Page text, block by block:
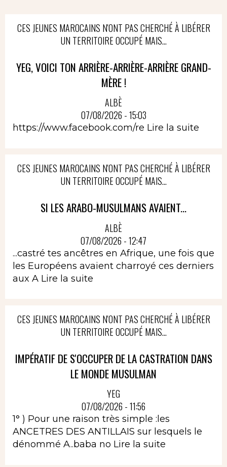
CES JEUNES MAROCAINS N'ONT PAS CHERCHÉ À LIBÉRER
UN TERRITOIRE OCCUPÉ MAIS...
YEG, VOICI TON ARRIÈRE-ARRIÈRE-ARRIÈRE GRAND-
MÈRE !
ALBÈ
07/08/2026 - 15:03
https://www.facebook.com/re Lire la suite
CES JEUNES MAROCAINS N'ONT PAS CHERCHÉ À LIBÉRER
UN TERRITOIRE OCCUPÉ MAIS...
SI LES ARABO-MUSULMANS AVAIENT...
ALBÈ
07/08/2026 - 12:47
...castré tes ancêtres en Afrique, une fois que
les Européens avaient charroyé ces derniers
aux A Lire la suite
CES JEUNES MAROCAINS N'ONT PAS CHERCHÉ À LIBÉRER
UN TERRITOIRE OCCUPÉ MAIS...
IMPÉRATIF DE S'OCCUPER DE LA CASTRATION DANS
LE MONDE MUSULMAN
YEG
07/08/2026 - 11:56
1° ) Pour une raison très simple :les
ANCETRES DES ANTILLAIS sur lesquels le
dénommé A..baba no Lire la suite